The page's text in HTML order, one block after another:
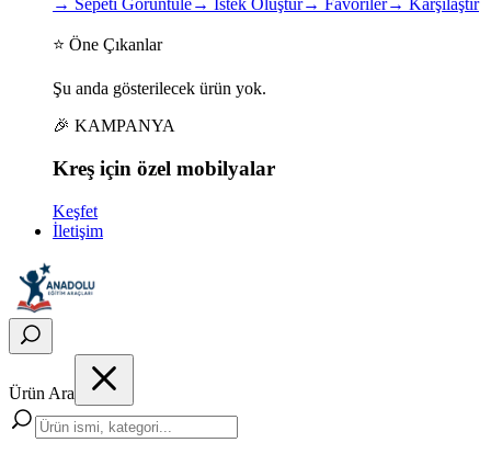
→ Sepeti Görüntüle→ İstek Oluştur→ Favoriler→ Karşılaştır
⭐ Öne Çıkanlar
Şu anda gösterilecek ürün yok.
🎉 KAMPANYA
Kreş için özel mobilyalar
Keşfet
İletişim
Ürün Ara